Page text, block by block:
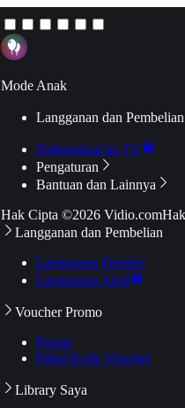
Mode Anak
Langganan dan Pembelian
Hubungkan ke TV
Pengaturan
Bantuan dan Lainnya
Hak Cipta ©2026 Vidio.com
Langganan dan Pembelian
Langganan Premier
Langganan Aktif
Voucher Promo
Promo
Pakai Kode Voucher
Library Saya